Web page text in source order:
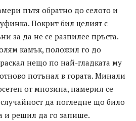
пътя обратно до селото и
Покрит бил целият с
за да не се разпилее пръста.
камък, положил го до
нещо по най-гладката му
потънал в гората. Минали
от мнозина, намерил се
да погледне що било
и решил да го запише.